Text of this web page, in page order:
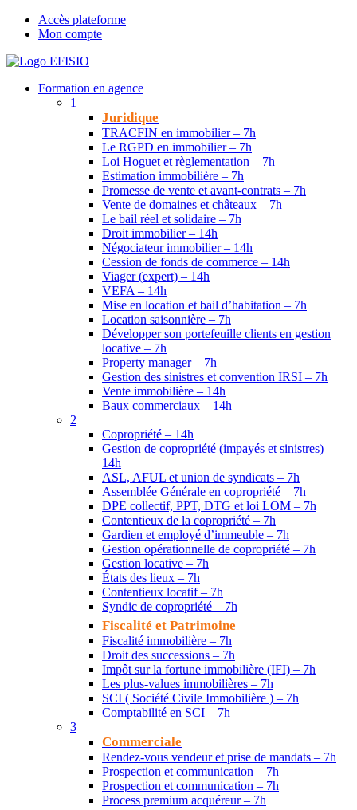
Accès plateforme
Mon compte
Formation en agence
1
Juridique
TRACFIN en immobilier – 7h
Le RGPD en immobilier – 7h
Loi Hoguet et règlementation – 7h
Estimation immobilière – 7h
Promesse de vente et avant-contrats – 7h
Vente de domaines et châteaux – 7h
Le bail réel et solidaire – 7h
Droit immobilier – 14h
Négociateur immobilier – 14h
Cession de fonds de commerce – 14h
Viager (expert) – 14h
VEFA – 14h
Mise en location et bail d’habitation – 7h
Location saisonnière – 7h
Développer son portefeuille clients en gestion
locative – 7h
Property manager – 7h
Gestion des sinistres et convention IRSI – 7h
Vente immobilière – 14h
Baux commerciaux – 14h
2
Copropriété – 14h
Gestion de copropriété (impayés et sinistres) –
14h
ASL, AFUL et union de syndicats – 7h
Assemblée Générale en copropriété – 7h
DPE collectif, PPT, DTG et loi LOM – 7h
Contentieux de la copropriété – 7h
Gardien et employé d’immeuble – 7h
Gestion opérationnelle de copropriété – 7h
Gestion locative – 7h
États des lieux – 7h
Contentieux locatif – 7h
Syndic de copropriété – 7h
Fiscalité et Patrimoine
Fiscalité immobilière – 7h
Droit des successions – 7h
Impôt sur la fortune immobilière (IFI) – 7h
Les plus-values immobilières – 7h
SCI ( Société Civile Immobilière ) – 7h
Comptabilité en SCI – 7h
3
Commerciale
Rendez-vous vendeur et prise de mandats – 7h
Prospection et communication – 7h
Prospection et communication – 7h
Process premium acquéreur – 7h